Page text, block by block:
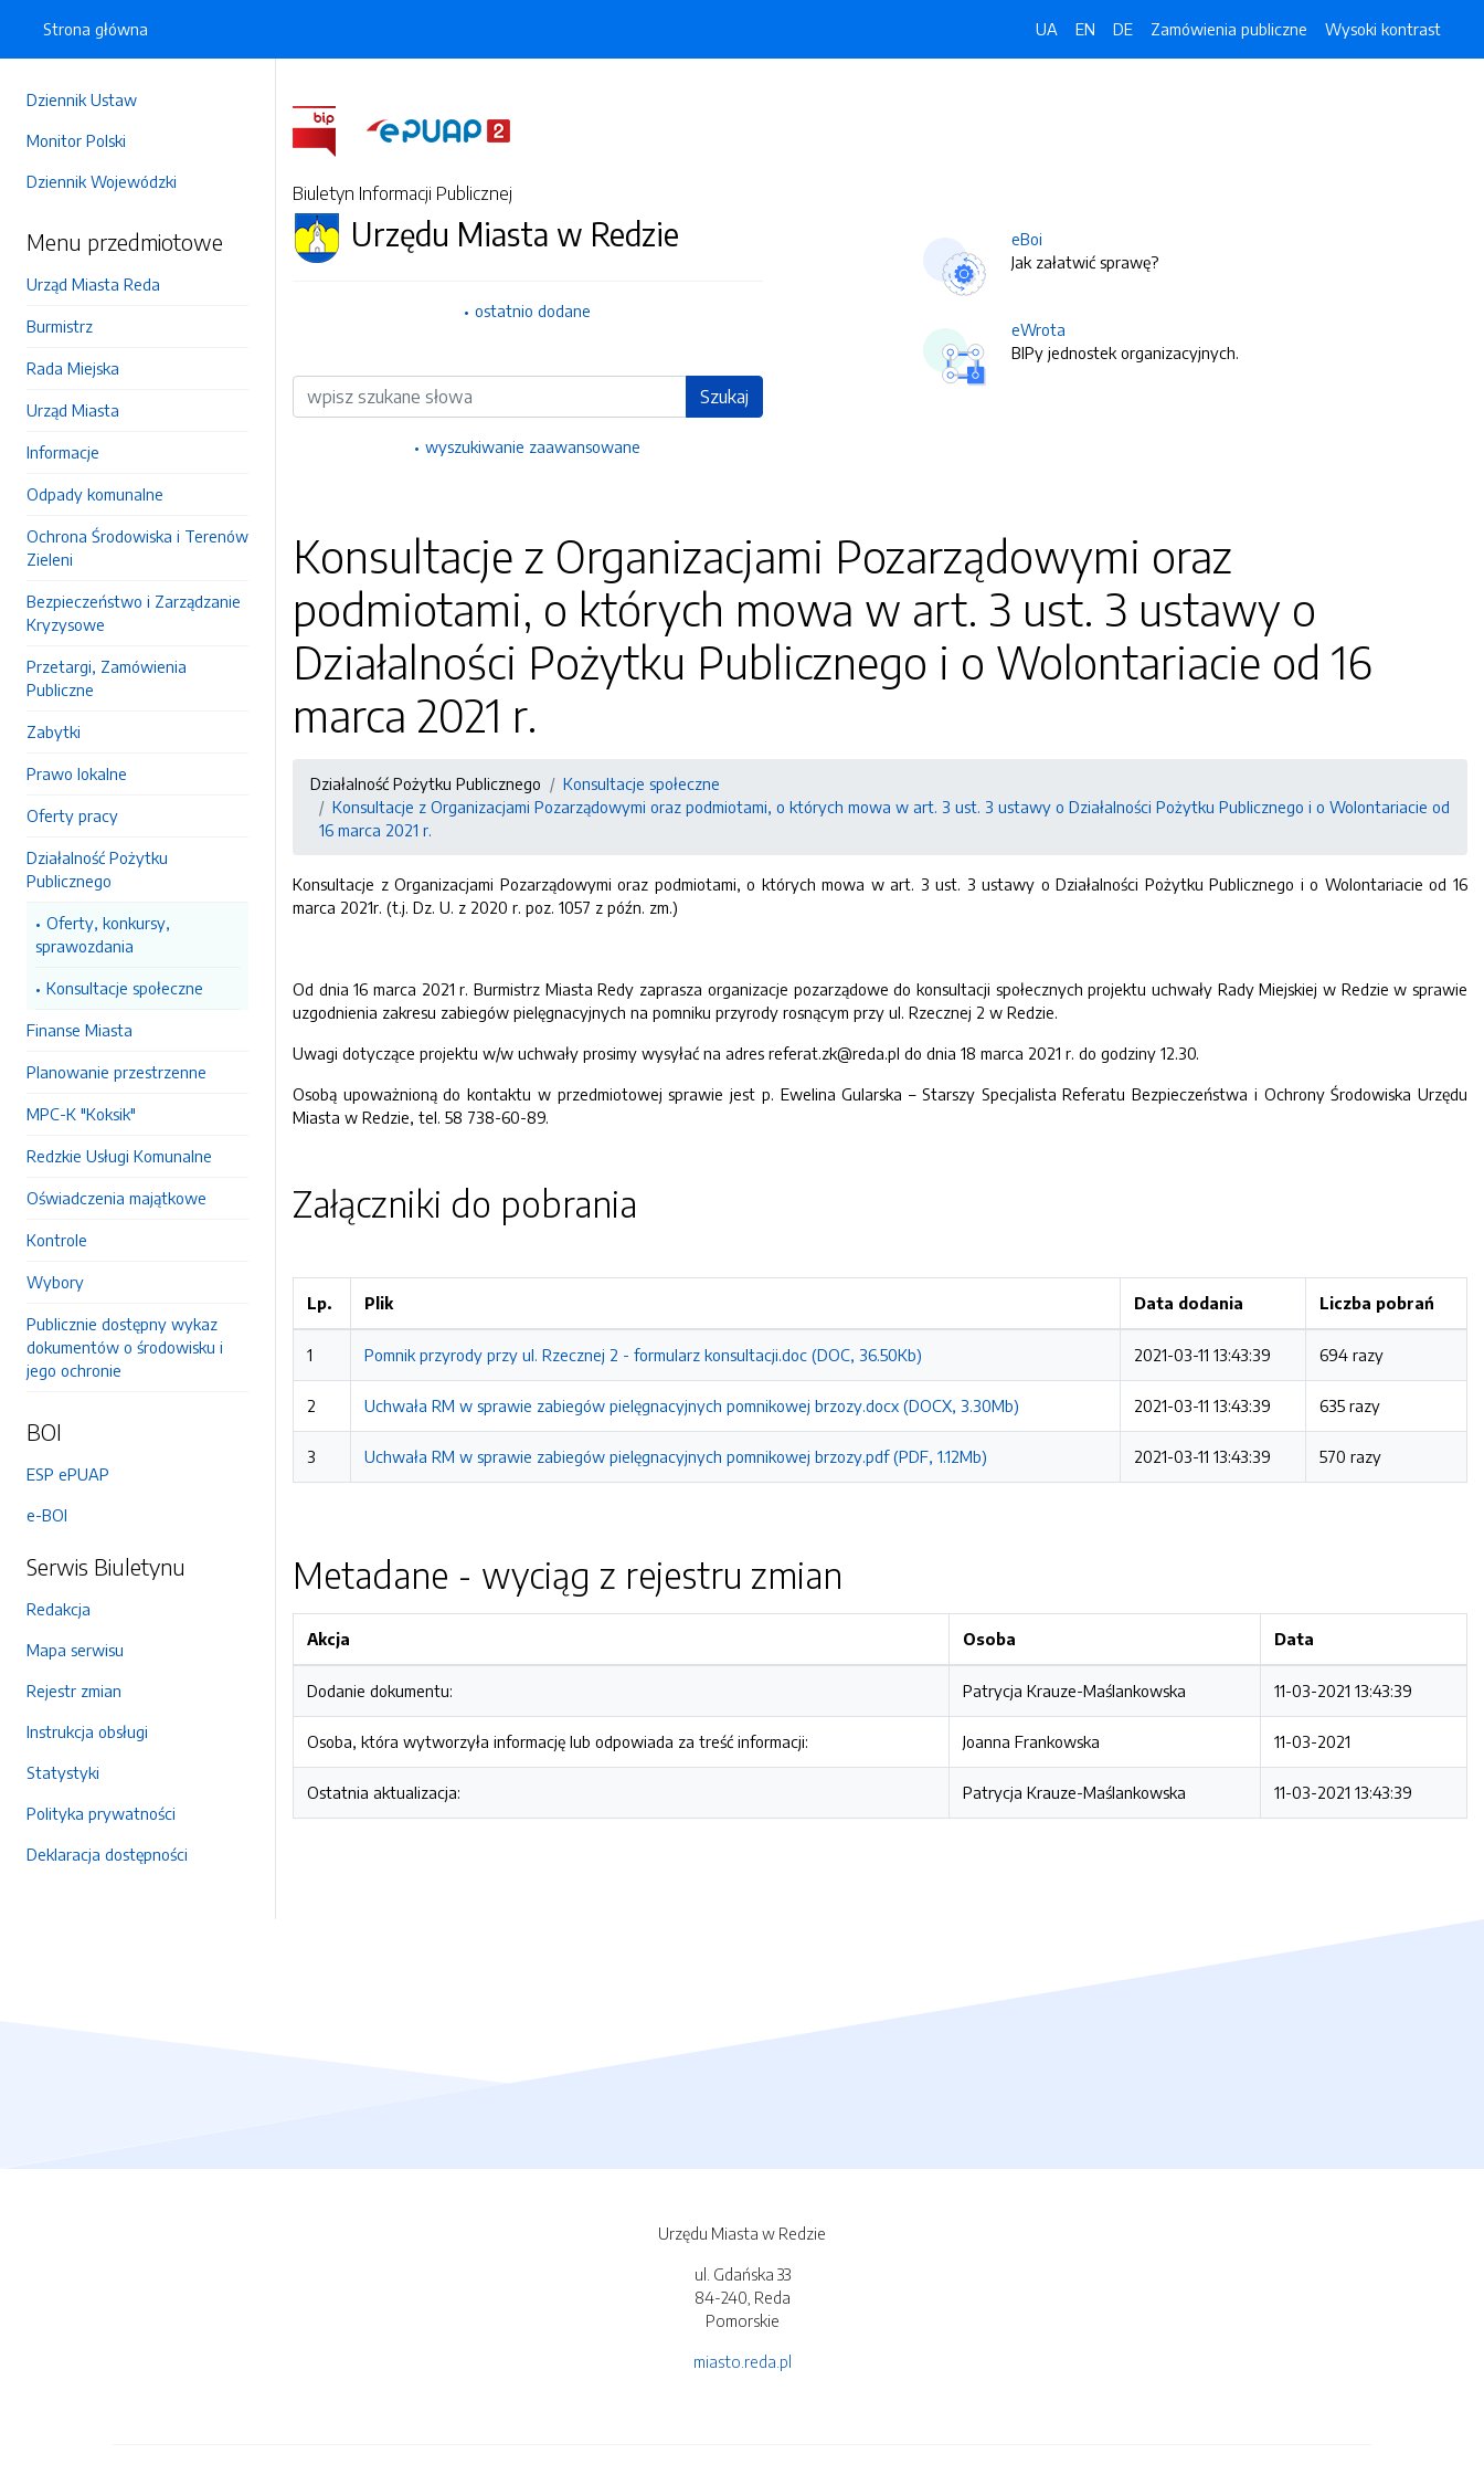
Dziennik Ustaw
Monitor Polski
Dziennik Wojewódzki
Menu przedmiotowe
Urząd Miasta Reda
Burmistrz
Rada Miejska
Urząd Miasta
Informacje
Odpady komunalne
Ochrona Środowiska i Terenów
Zieleni
Bezpieczeństwo i Zarządzanie
Kryzysowe
Przetargi, Zamówienia
Publiczne
Zabytki
Prawo lokalne
Oferty pracy
Działalność Pożytku
Publicznego
Oferty, konkursy,
sprawozdania
Konsultacje społeczne
Finanse Miasta
Planowanie przestrzenne
MPC-K "Koksik"
Redzkie Usługi Komunalne
Oświadczenia majątkowe
Kontrole
Wybory
Publicznie dostępny wykaz
dokumentów o środowisku i
jego ochronie
BOI
ESP ePUAP
e-BOI
Serwis Biuletynu
Redakcja
Mapa serwisu
Rejestr zmian
Instrukcja obsługi
Statystyki
Polityka prywatności
Deklaracja dostępności
Strona główna UA EN DE Zamówienia publiczne Wysoki kontrast
Biuletyn Informacji Publicznej
Urzędu Miasta w Redzie
ostatnio dodane
Wyszukiwarka Szukaj
wyszukiwanie zaawansowane
eBoi
Jak załatwić sprawę?
eWrota
BIPy jednostek organizacyjnych.
Konsultacje z Organizacjami Pozarządowymi oraz
podmiotami, o których mowa w art. 3 ust. 3 ustawy o
Działalności Pożytku Publicznego i o Wolontariacie od 16
marca 2021 r.
Działalność Pożytku Publicznego
Konsultacje społeczne
Konsultacje z Organizacjami Pozarządowymi oraz podmiotami, o których mowa w art. 3 ust. 3 ustawy o Działalności Pożytku Publicznego i o Wolontariacie od
16 marca 2021 r.
Konsultacje z Organizacjami Pozarządowymi oraz podmiotami, o których mowa w art. 3 ust. 3 ustawy o Działalności Pożytku Publicznego i o Wolontariacie od 16
marca 2021r. (t.j. Dz. U. z 2020 r. poz. 1057 z późn. zm.)
Od dnia 16 marca 2021 r. Burmistrz Miasta Redy zaprasza organizacje pozarządowe do konsultacji społecznych projektu uchwały Rady Miejskiej w Redzie w sprawie
uzgodnienia zakresu zabiegów pielęgnacyjnych na pomniku przyrody rosnącym przy ul. Rzecznej 2 w Redzie.
Uwagi dotyczące projektu w/w uchwały prosimy wysyłać na adres referat.zk@reda.pl do dnia 18 marca 2021 r. do godziny 12.30.
Osobą upoważnioną do kontaktu w przedmiotowej sprawie jest p. Ewelina Gularska – Starszy Specjalista Referatu Bezpieczeństwa i Ochrony Środowiska Urzędu
Miasta w Redzie, tel. 58 738-60-89.
Załączniki do pobrania
Lp. Plik Data dodania Liczba pobrań
1 Pomnik przyrody przy ul. Rzecznej 2 - formularz konsultacji.doc (DOC, 36.50Kb) 2021-03-11 13:43:39 694 razy
2 Uchwała RM w sprawie zabiegów pielęgnacyjnych pomnikowej brzozy.docx (DOCX, 3.30Mb) 2021-03-11 13:43:39 635 razy
3 Uchwała RM w sprawie zabiegów pielęgnacyjnych pomnikowej brzozy.pdf (PDF, 1.12Mb) 2021-03-11 13:43:39 570 razy
Metadane - wyciąg z rejestru zmian
Akcja Osoba Data
Dodanie dokumentu: Patrycja Krauze-Maślankowska 11-03-2021 13:43:39
Osoba, która wytworzyła informację lub odpowiada za treść informacji: Joanna Frankowska 11-03-2021
Ostatnia aktualizacja: Patrycja Krauze-Maślankowska 11-03-2021 13:43:39
Urzędu Miasta w Redzie
ul. Gdańska 33
84-240, Reda
Pomorskie
miasto.reda.pl